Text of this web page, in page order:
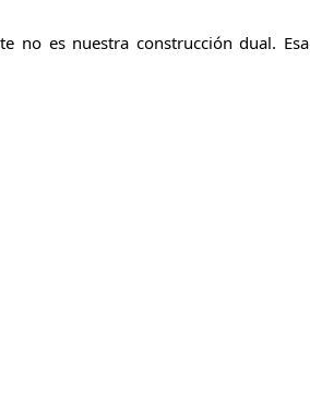
no es nuestra construcción dual. Esa